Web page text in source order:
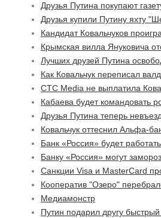
Друзья Путина покупают
Друзья купили Путину яхту
Кандидат Ковальчуков
Крымская вилла Януковича
Лучших друзей Путина
Как Ковальчук переписал
CTC Media не выплатила
Кабаева будет командовать
Друзья Путина теперь
Ковальчук оттеснил Альфа-
Банк «Россия» будет
Банку «Россия» могут
Санкции Visa и MasterCard
Кооператив "Озеро"
Медиамонстр
Путин подарил другу